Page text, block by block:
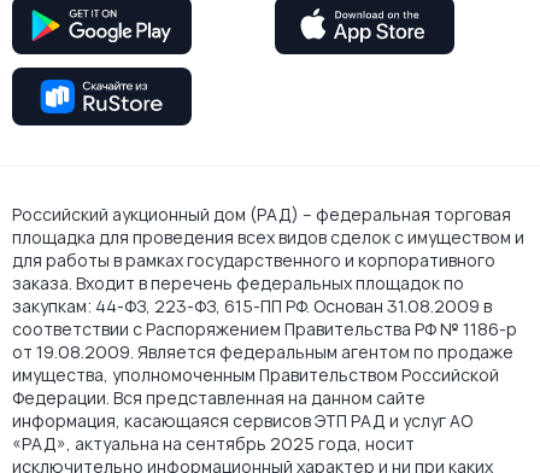
Российский аукционный дом (РАД) – федеральная торговая
площадка для проведения всех видов сделок с имуществом и
для работы в рамках государственного и корпоративного
заказа. Входит в перечень федеральных площадок по
закупкам: 44-ФЗ, 223-ФЗ, 615-ПП РФ. Основан 31.08.2009 в
соответствии с Распоряжением Правительства РФ № 1186-р
от 19.08.2009. Является федеральным агентом по продаже
имущества, уполномоченным Правительством Российской
Федерации. Вся представленная на данном сайте
информация, касающаяся сервисов ЭТП РАД и услуг АО
«РАД», актуальна на сентябрь 2025 года, носит
исключительно информационный характер и ни при каких